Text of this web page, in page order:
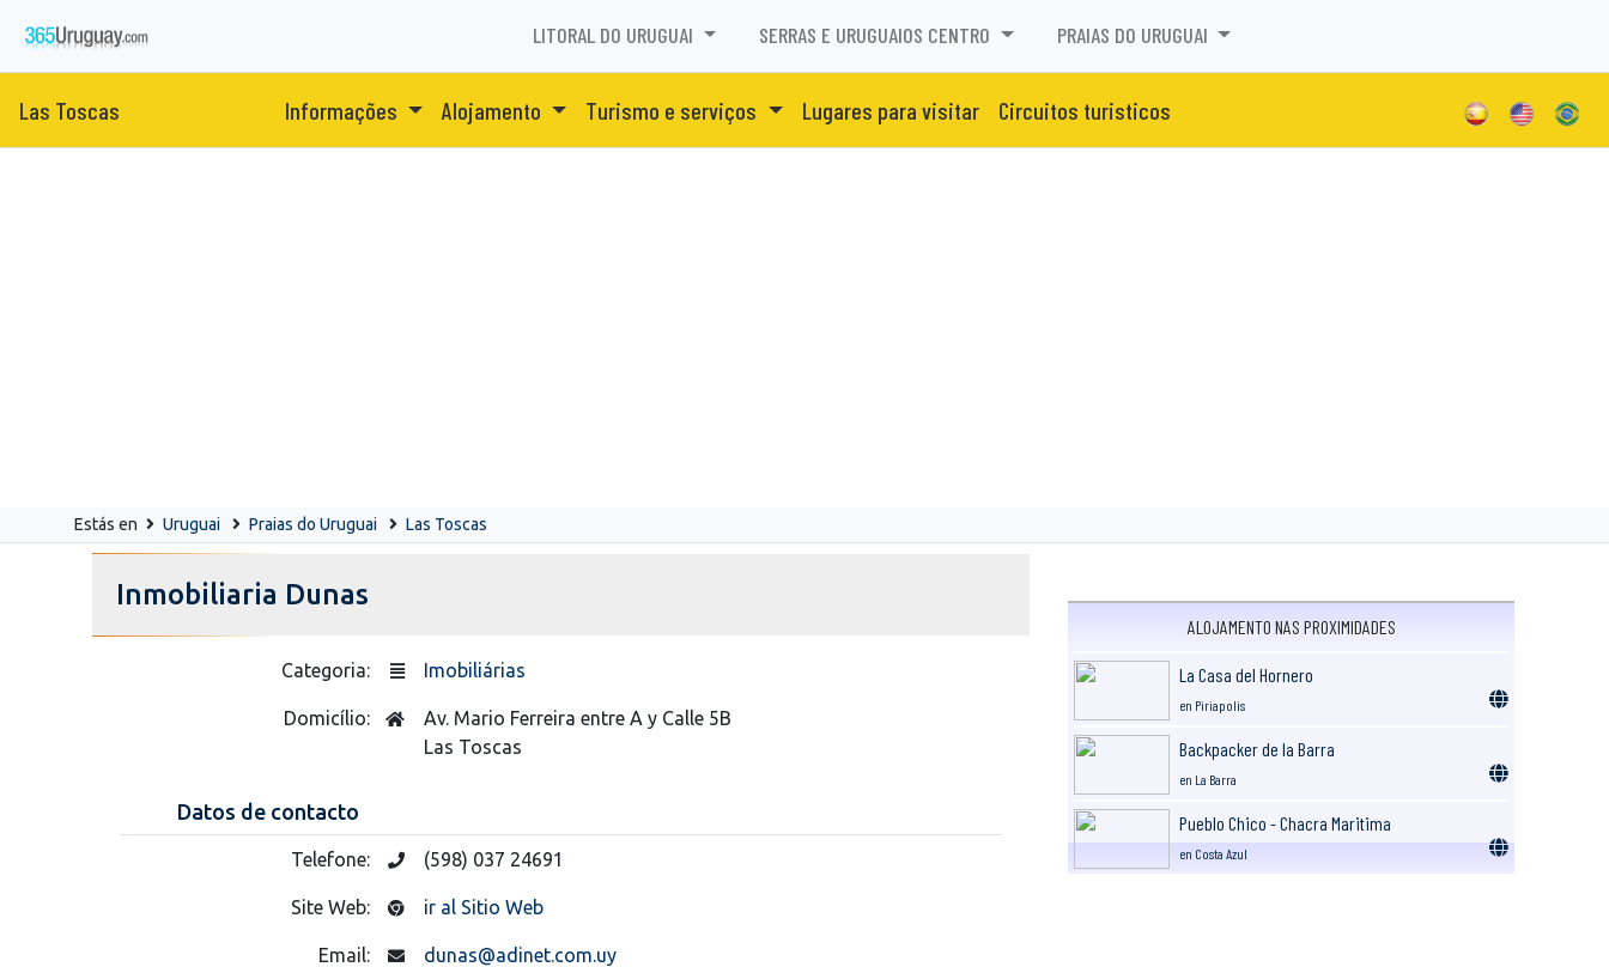
LITORAL DO URUGUAI SERRAS E URUGUAIOS CENTRO PRAIAS DO URUGUAI
Las Toscas Informações Alojamento Turismo e serviços Lugares para visitar Circuitos turisticos
Estás en Uruguai Praias do Uruguai Las Toscas
Inmobiliaria Dunas
Categoria: Imobiliárias
Domicílio:
Av. Mario Ferreira entre A y Calle 5B
Las Toscas
Datos de contacto
Telefone: (598) 037 24691
Site Web: ir al Sitio Web
Email: dunas@adinet.com.uy
ALOJAMENTO NAS PROXIMIDADES
La Casa del Hornero
en Piriapolis
Backpacker de la Barra
en La Barra
Pueblo Chico - Chacra Maritima
en Costa Azul